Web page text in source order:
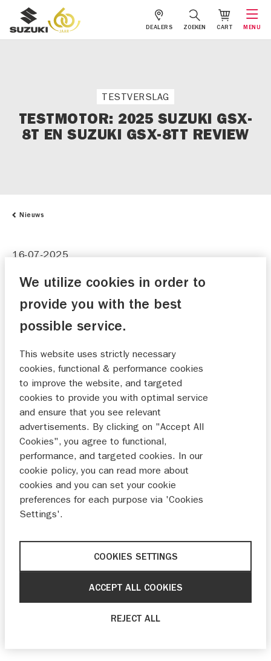
DEALERS ZOEKEN CART MENU
TESTVERSLAG
TESTMOTOR: 2025 SUZUKI GSX-
8T EN SUZUKI GSX-8TT REVIEW
Nieuws
16-07-2025
We utilize cookies in order to
provide you with the best
possible service.
This website uses strictly necessary
cookies, functional & performance cookies
to improve the website, and targeted
cookies to provide you with optimal service
and ensure that you see relevant
advertisements. By clicking on "Accept All
Cookies", you agree to functional,
performance, and targeted cookies. In our
cookie policy, you can read more about
cookies and you can set your cookie
preferences for each purpose via 'Cookies
Settings'.
COOKIES SETTINGS
REJECT ALL
ACCEPT ALL COOKIES